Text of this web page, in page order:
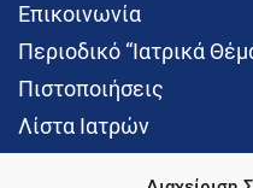
Επικοινωνία
Περιοδικό “Ιατρικά
Πιστοποιήσεις
Λίστα Ιατρών